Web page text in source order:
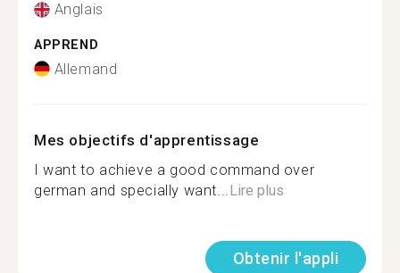
Anglais
APPREND
Allemand
Mes objectifs d'apprentissage
I want to achieve a good command over
german and specially want... Lire plus
Obtenir l'appli